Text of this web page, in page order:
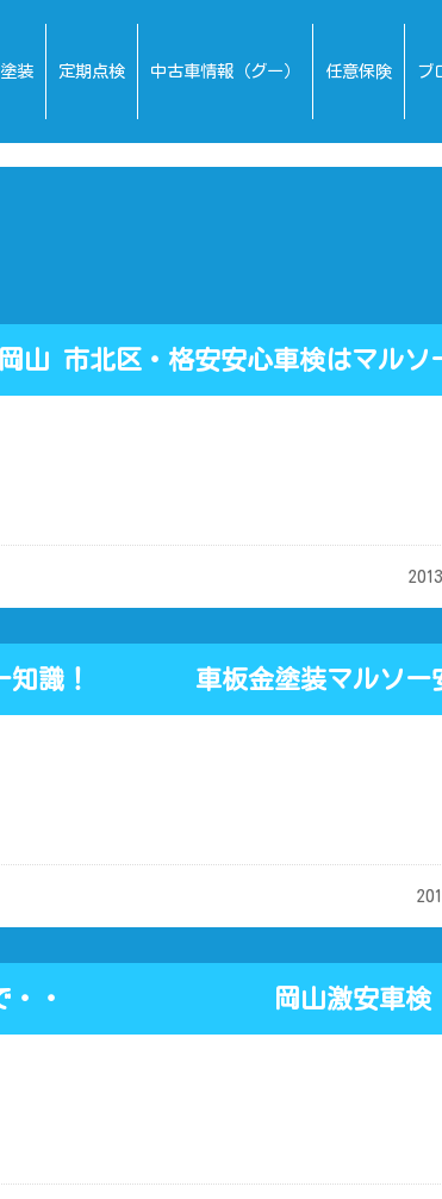
装 定期点検 中古車情報（グー） 任意保険 ブ
山 市北区・格安安心車検はマルソ
ー知識！ 車板金塗装マルソー
と音で・・ 岡山激安車検